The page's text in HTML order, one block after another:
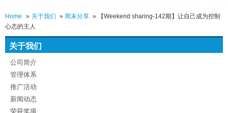
Home » 关于我们 » 周末分享 »
【Weekend sharing-142期】让自己成为控制
心态的主人
关于我们
公司简介
管理体系
推广活动
新闻动态
荣获奖项